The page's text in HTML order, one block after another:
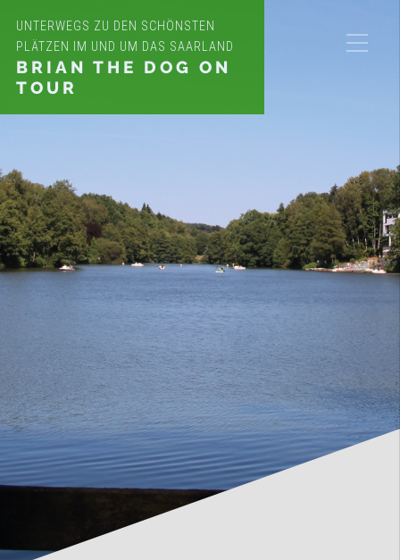
UNTERWEGS ZU DEN SCHÖNSTEN
PLÄTZEN IM UND UM DAS SAARLAND
BRIAN THE DOG ON
TOUR